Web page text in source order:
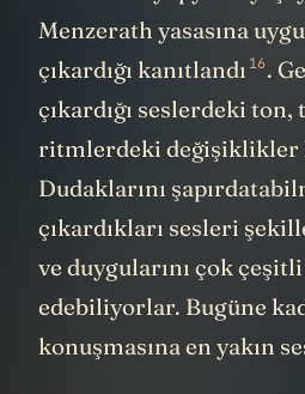
Menzerath yasasına
çıkardığı kanıtlandı 16.
çıkardığı seslerdeki ton,
ritmlerdeki değişiklikler
Dudaklarını
çıkardıkları sesleri
ve duygularını çok
edebiliyorlar. Bugüne
konuşmasına en yakın